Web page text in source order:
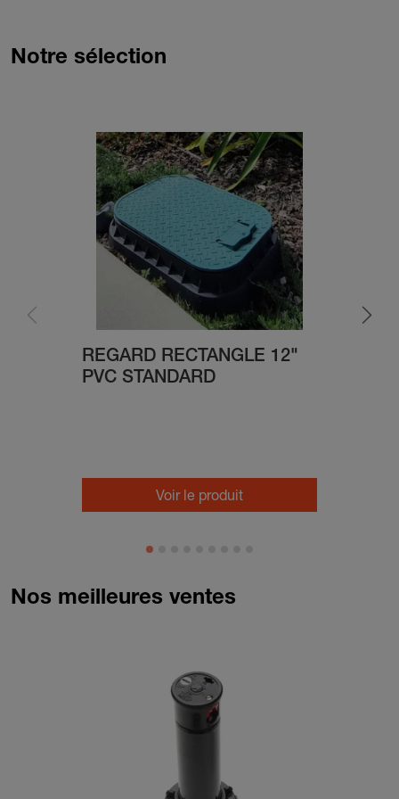
Notre sélection
REGARD RECTANGLE 12"
PVC STANDARD
Voir le produit
Nos meilleures ventes